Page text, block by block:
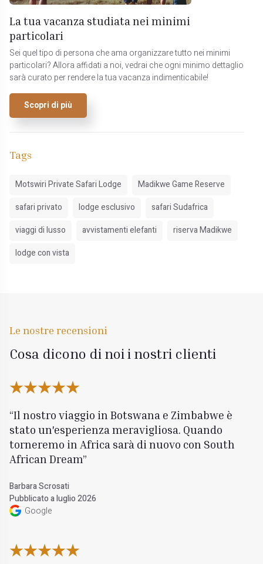
La tua vacanza studiata nei minimi
particolari
Sei quel tipo di persona che ama organizzare tutto nei minimi
particolari? Allora affidati a noi, vedrai che ogni minimo dettaglio
sarà curato per rendere la tua vacanza indimenticabile!
Scopri di più
Tags
Motswiri Private Safari Lodge
Madikwe Game Reserve
safari privato
lodge esclusivo
safari Sudafrica
viaggi di lusso
avvistamenti elefanti
riserva Madikwe
lodge con vista
Le nostre recensioni
Cosa dicono di noi i nostri clienti
Il nostro viaggio in Botswana e Zimbabwe è
stato un'esperienza meravigliosa. Quando
torneremo in Africa sarà di nuovo con South
African Dream
Barbara Scrosati
Pubblicato a luglio 2026
Google